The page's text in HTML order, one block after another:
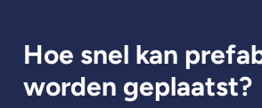
Hoe snel kan
worden geplaatst?
Nieuwbouw
Renovatie
Zonnepanelen